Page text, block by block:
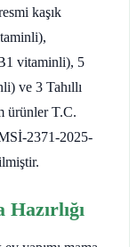
kaşık
vitaminli), 5
ve 3 Tahıllı
ürünler T.C.
2371-2025-